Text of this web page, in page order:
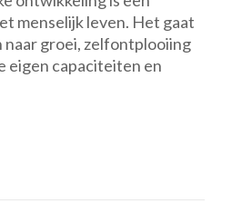
menselijk leven. Het gaat
groei, zelfontplooiing
eigen capaciteiten en